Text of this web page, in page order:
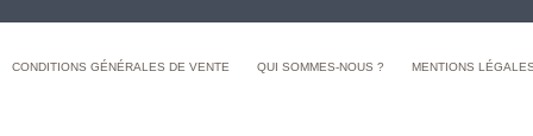
CONDITIONS GÉNÉRALES DE VENTE QUI SOMMES-NOUS ? MENTIONS